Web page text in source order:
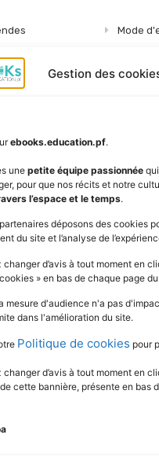
Gestion des
ebooks.education.pf.
une petite équipe passionnée
pour que nos récits et notre
l’espace et le temps.
déposons des cookies
du site et l’analyse de
changer d’avis à tout moment en
» en bas de chaque page
mesure d'audience n'a pas
dans l'amélioration du site.
Politique de cookies pour
changer d’avis à tout moment en
cette bannière, présente en bas
Mode
L'ACTUALITÉ DE